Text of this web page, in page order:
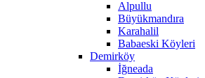
Alpullu
Büyükmandıra
Karahalil
Babaeski Köyleri
Demirköy
İğneada